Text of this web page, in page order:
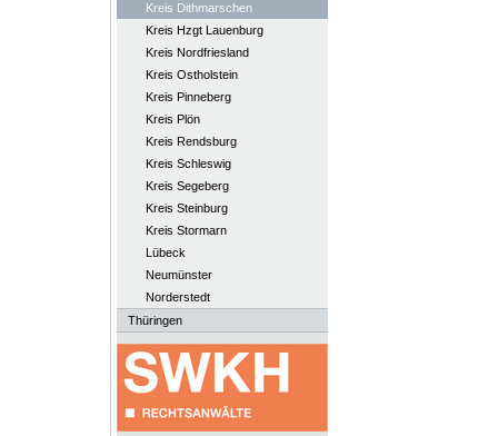
Kreis Dithmarschen
Kreis Hzgt Lauenburg
Kreis Nordfriesland
Kreis Ostholstein
Kreis Pinneberg
Kreis Plön
Kreis Rendsburg
Kreis Schleswig
Kreis Segeberg
Kreis Steinburg
Kreis Stormarn
Lübeck
Neumünster
Norderstedt
Thüringen